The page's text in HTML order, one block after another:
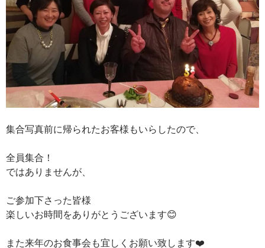
集合写真前に帰られたお客様もいらしたので、
全員集合！
ではありませんが、
ご参加下さった皆様
楽しいお時間をありがとうございます😊
また来年のお食事会も宜しくお願い致します❤️